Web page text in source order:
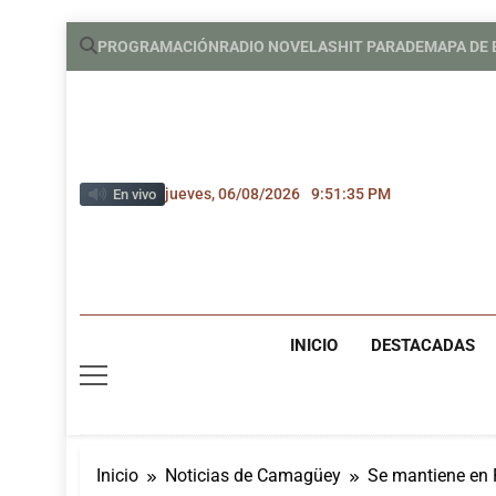
Saltar
PROGRAMACIÓNRADIO NOVELASHIT PARADEMAPA DE
En vivo jueves, 06/08/2026 9:51:35 PM
INICIO DESTACADAS
Inicio Noticias de Camagüey Se mantiene